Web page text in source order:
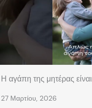
Η αγάπη της μητέρας
27 Μαρτίου, 2026